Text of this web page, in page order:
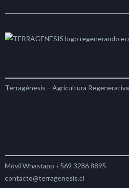
Terragénesis – Agricultura Regenerativa
Móvil Whastapp +569 3286 8895
contacto@terragenesis.cl